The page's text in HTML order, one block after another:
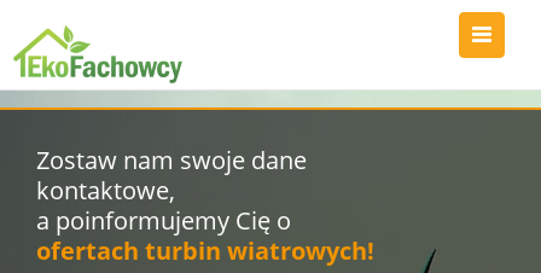
Zostaw nam swoje dane
kontaktowe,
a poinformujemy Cię o
ofertach turbin wiatrowych!